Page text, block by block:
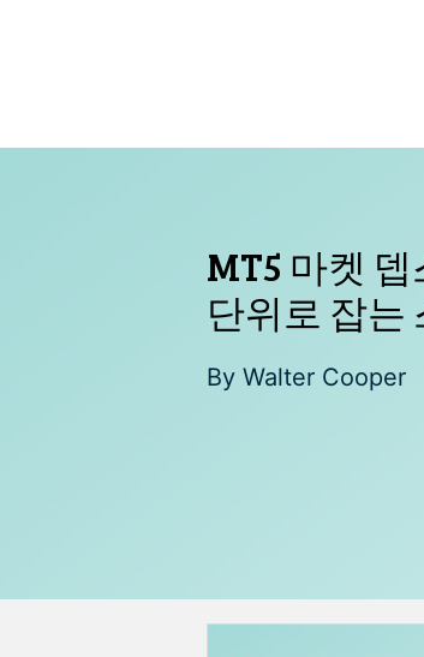
MT5 마켓
단위로 잡는
By Walter Cooper